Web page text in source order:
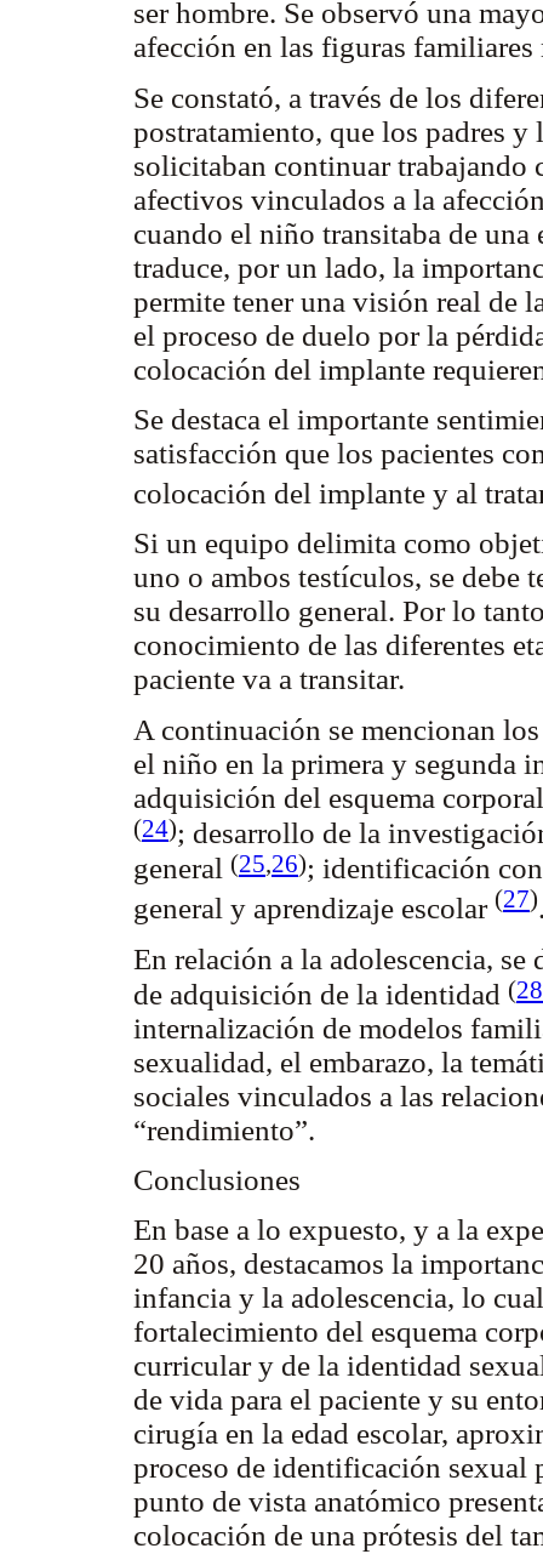
ser hombre. Se observó una
afección en las figuras familiares
Se constató, a través de los
postratamiento, que los padres y
solicitaban continuar trabajando
afectivos vinculados a la
cuando el niño transitaba de
traduce, por un lado, la
permite tener una visión real de
el proceso de duelo por la
colocación del implante
Se destaca el importante
satisfacción que los pacientes
colocación del implante y al
Si un equipo delimita como
uno o ambos testículos, se debe
su desarrollo general. Por lo
conocimiento de las diferentes
paciente va a transitar.
A continuación se mencionan
el niño en la primera y segunda
adquisición del esquema
(24); desarrollo de la
general (25,26); identificación
general y aprendizaje escolar (27)
En relación a la adolescencia, se
de adquisición de la identidad (28
internalización de modelos
sexualidad, el embarazo, la
sociales vinculados a las
“rendimiento”.
Conclusiones
En base a lo expuesto, y a la
20 años, destacamos la
infancia y la adolescencia, lo
fortalecimiento del esquema
curricular y de la identidad
de vida para el paciente y su
cirugía en la edad escolar,
proceso de identificación sexual
punto de vista anatómico
colocación de una prótesis del